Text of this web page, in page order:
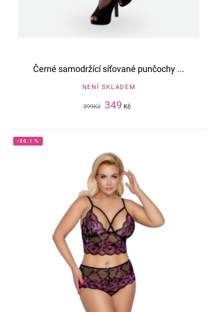
Černé samodržící síťované punčochy ...
NENÍ SKLADEM
399Kč 349 Kč
-30.1 %